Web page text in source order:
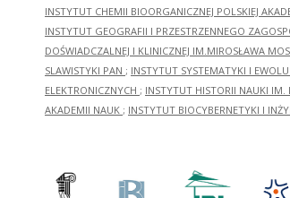
INSTYTUT CHEMII BIOORGANICZNEJ POLSKIEJ
INSTYTUT GEOGRAFII I PRZESTRZENNEGO
DOŚWIADCZALNEJ I KLINICZNEJ IM.MIROSŁAWA
SLAWISTYKI PAN ; INSTYTUT SYSTEMATYKI I
ELEKTRONICZNYCH ; INSTYTUT HISTORII NAUKI IM.
AKADEMII NAUK ; INSTYTUT BIOCYBERNETYKI I